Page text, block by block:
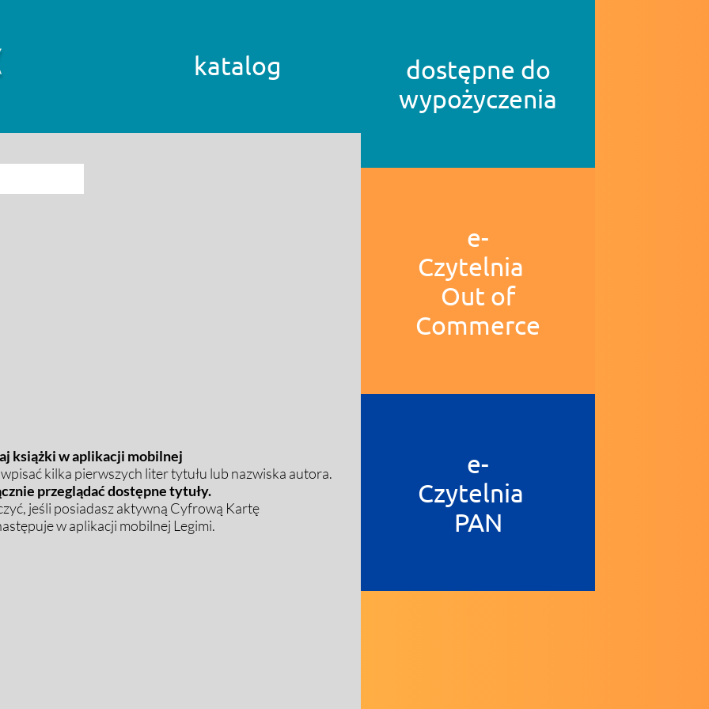
katalog
książki w aplikacji mobilnej
kilka pierwszych liter tytułu lub nazwiska autora.
przeglądać dostępne tytuły.
jeśli posiadasz aktywną Cyfrową Kartę
w aplikacji mobilnej Legimi.
dostępne do
wypożyczenia
e-
Czytelnia
Out of
Commerce
e-
Czytelnia
PAN